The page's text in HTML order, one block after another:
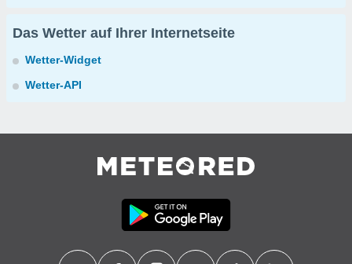
Das Wetter auf Ihrer Internetseite
Wetter-Widget
Wetter-API